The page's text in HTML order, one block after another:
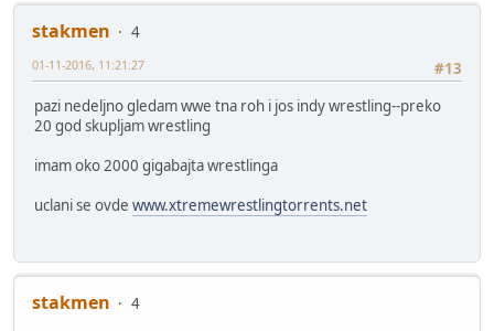
stakmen
4
#13
01-11-2016, 11:21:27
pazi nedeljno gledam wwe tna roh i jos indy wrestling--preko
20 god skupljam wrestling
imam oko 2000 gigabajta wrestlinga
uclani se ovde www.xtremewrestlingtorrents.net
stakmen
4